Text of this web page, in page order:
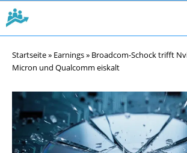
Startseite» Earnings» Broadcom-Schock trifft
Micron und Qualcomm eiskalt